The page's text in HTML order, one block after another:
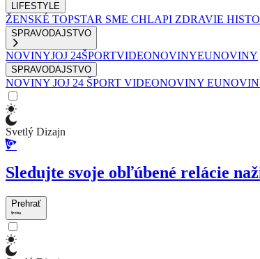
LIFESTYLE
ŽENSKÉ TOPSTAR SME CHLAPI ZDRAVIE
SPRAVODAJSTVO
NOVINYJOJ 24ŠPORTVIDEONOVINYEUNOVINY
SPRAVODAJSTVO
NOVINY JOJ 24 ŠPORT VIDEONOVINY
Svetlý Dizajn
Sledujte svoje obľúbené relácie
Prehrať